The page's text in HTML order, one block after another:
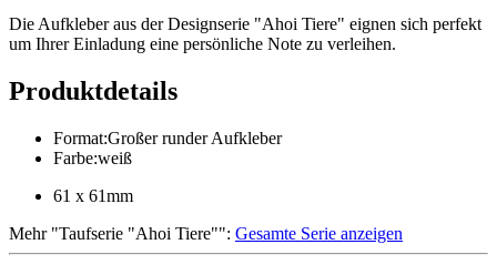
Die Aufkleber aus der Designserie "Ahoi Tiere" eignen sich perfekt
um Ihrer Einladung eine persönliche Note zu verleihen.
Produktdetails
Format:Großer runder Aufkleber
Farbe:weiß
61 x 61mm
Mehr"Taufserie "Ahoi Tiere"": Gesamte Serie anzeigen